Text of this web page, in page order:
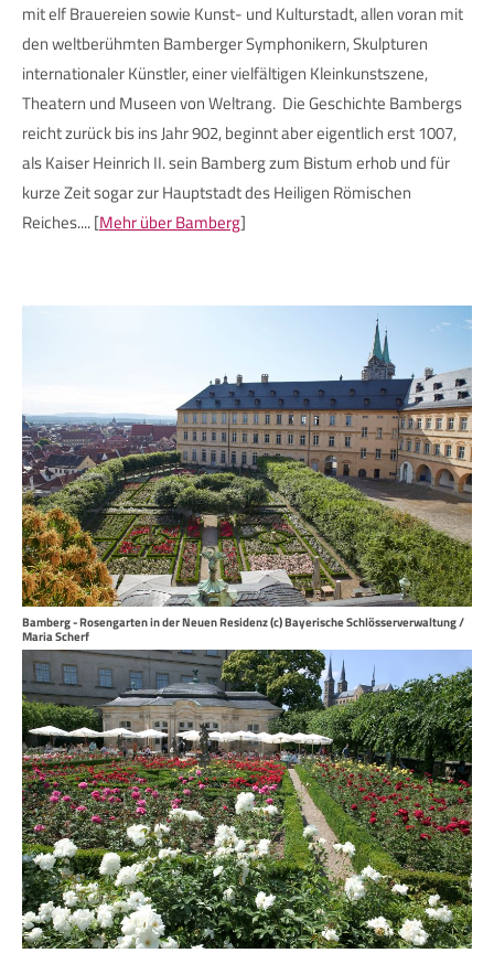
mit elf Brauereien sowie Kunst- und Kulturstadt, allen voran mit
den weltberühmten Bamberger Symphonikern, Skulpturen
internationaler Künstler, einer vielfältigen Kleinkunstszene,
Theatern und Museen von Weltrang. Die Geschichte Bambergs
reicht zurück bis ins Jahr 902, beginnt aber eigentlich erst 1007,
als Kaiser Heinrich II. sein Bamberg zum Bistum erhob und für
kurze Zeit sogar zur Hauptstadt des Heiligen Römischen
Reiches.... [Mehr über Bamberg]
Bamberg - Rosengarten in der Neuen Residenz (c) Bayerische Schlösserverwaltung /
Maria Scherf